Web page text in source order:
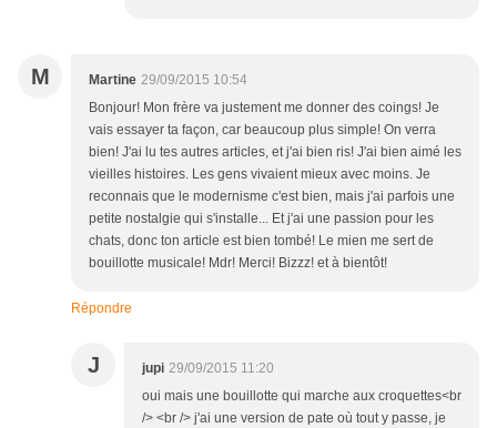
M Martine 29/09/2015 10:54
Bonjour! Mon frère va justement me donner des coings! Je
vais essayer ta façon, car beaucoup plus simple! On verra
bien! J'ai lu tes autres articles, et j'ai bien ris! J'ai bien aimé les
vieilles histoires. Les gens vivaient mieux avec moins. Je
reconnais que le modernisme c'est bien, mais j'ai parfois une
petite nostalgie qui s'installe... Et j'ai une passion pour les
chats, donc ton article est bien tombé! Le mien me sert de
bouillotte musicale! Mdr! Merci! Bizzz! et à bientôt!
Répondre
J jupi 29/09/2015 11:20
oui mais une bouillotte qui marche aux croquettes<br
/> <br /> j'ai une version de pate où tout y passe, je